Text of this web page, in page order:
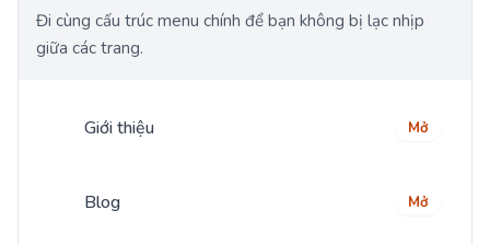
Đi cùng cấu trúc menu chính để bạn không bị lạc nhịp
giữa các trang.
Giới thiệu Mở
Blog Mở